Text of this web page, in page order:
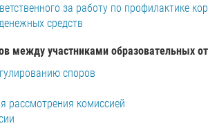
за работу по профилактике
средств
между участниками образовательных
споров
рассмотрения комиссией